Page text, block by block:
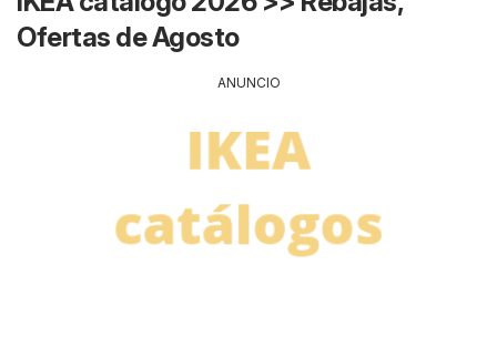
Ofertas de Agosto
ANUNCIO